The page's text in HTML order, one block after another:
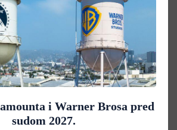
i Warner Brosa pred
sudom 2027.